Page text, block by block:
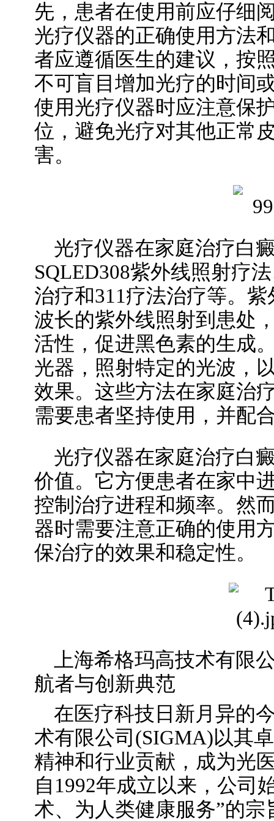
先，患者在使用前应仔细
光疗仪器的正确使用方法
者应遵循医生的建议，按
不可盲目增加光疗的时间
使用光疗仪器时应注意保
位，避免光疗对其他正常
害。
光疗仪器在家庭治疗白
SQLED308紫外线照射疗
治疗和311疗法治疗等。
波长的紫外线照射到患处
活性，促进黑色素的生成
光器，照射特定的光波，
效果。这些方法在家庭治
需要患者坚持使用，并配
光疗仪器在家庭治疗白
价值。它方便患者在家中
控制治疗进程和频率。然
器时需要注意正确的使用
保治疗的效果和稳定性。
上海希格玛高技术有限
航者与创新典范
在医疗科技日新月异的
术有限公司(SIGMA)以其
精神和行业贡献，成为光
自1992年成立以来，公司
术、为人类健康服务”的